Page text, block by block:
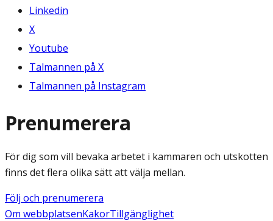
Linkedin
X
Youtube
Talmannen på X
Talmannen på Instagram
Prenumerera
För dig som vill bevaka arbetet i kammaren och utskotten
finns det flera olika sätt att välja mellan.
Följ och prenumerera
Om webbplatsenKakorTillgänglighet